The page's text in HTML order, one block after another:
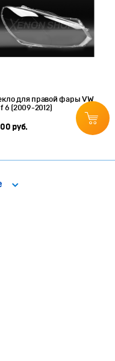
для правой фары VW
6 (2009-2012)
руб.